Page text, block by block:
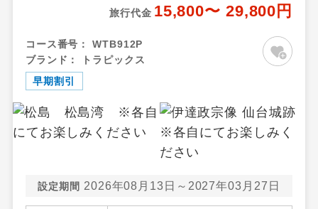
旅行代金 15,800〜 29,800円
コース番号：
WTB912P
ブランド：
トラピックス
早期割引
設定期間 2026年08月13日～2027年03月27日